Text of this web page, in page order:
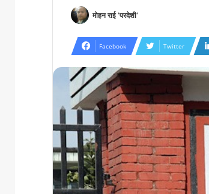
मोहन राई 'परदेशी'
Facebook Twitter